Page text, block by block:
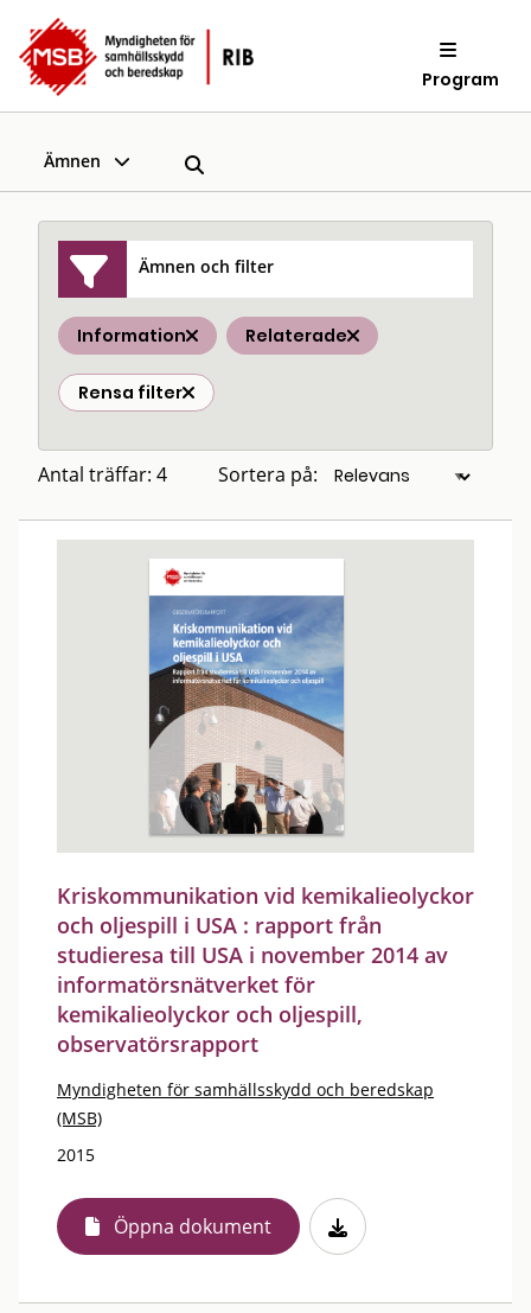
Program
Ämnen
Ämnen och filter
Information Relaterade
Rensa filter
Antal träffar: 4 Sortera på:
Kriskommunikation vid kemikalieolyckor
och oljespill i USA : rapport från
studieresa till USA i november 2014 av
informatörsnätverket för
kemikalieolyckor och oljespill,
observatörsrapport
Myndigheten för samhällsskydd och beredskap
(MSB)
2015
Öppna dokument